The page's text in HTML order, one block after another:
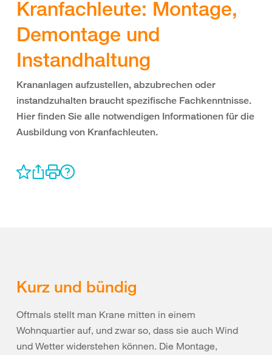
Kranfachleute: Montage,
Demontage und
Instandhaltung
Krananlagen aufzustellen, abzubrechen oder
instandzuhalten braucht spezifische Fachkenntnisse.
Hier finden Sie alle notwendigen Informationen für die
Ausbildung von Kranfachleuten.
Kurz und bündig
Oftmals stellt man Krane mitten in einem
Wohnquartier auf, und zwar so, dass sie auch Wind
und Wetter widerstehen können. Die Montage,